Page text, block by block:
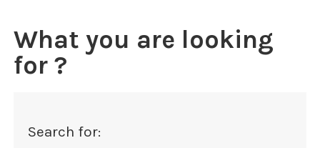
What you are looking
for ?
Search for: